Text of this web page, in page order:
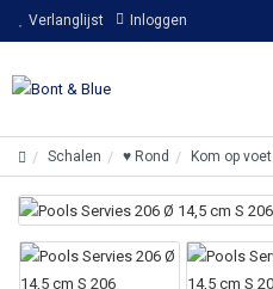
Verlanglijst Inloggen
Schalen ♥ Rond Kom op voet